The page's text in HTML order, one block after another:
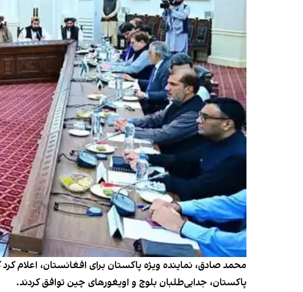
محمد صادق، نماینده ویژه پاکستان برای افغانستان، اعلام
پاکستان، جدایی‌طلبان بلوچ و اویغورهای چین توافق کردند.